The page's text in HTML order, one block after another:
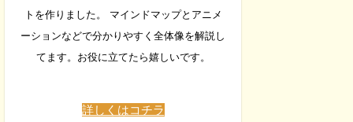
トを作りました。 マインドマップとアニメ
ーションなどで分かりやすく全体像を解説し
てます。お役に立てたら嬉しいです。
詳しくはコチラ